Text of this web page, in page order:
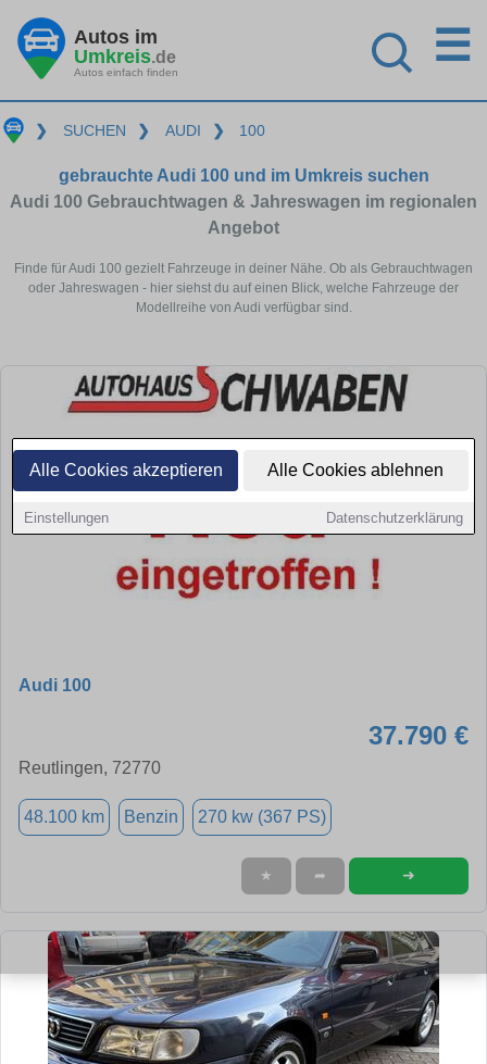
Alle Cookies akzeptieren Alle Cookies ablehnen
Einstellungen Datenschutzerklärung
Autos im
Umkreis.de
Autos einfach finden
☰
❯ SUCHEN ❯ AUDI ❯ 100
gebrauchte Audi 100 und im Umkreis suchen
Audi 100 Gebrauchtwagen & Jahreswagen im regionalen
Angebot
Finde für Audi 100 gezielt Fahrzeuge in deiner Nähe. Ob als Gebrauchtwagen
oder Jahreswagen - hier siehst du auf einen Blick, welche Fahrzeuge der
Modellreihe von Audi verfügbar sind.
Audi 100
37.790 €
Reutlingen, 72770
48.100 km Benzin 270 kw (367 PS)
★ ➦ ➜